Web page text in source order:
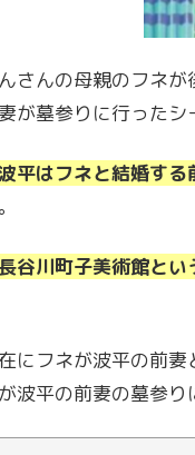
さんの母親のフネ
が墓参りに行ったシ
平はフネと結婚す
長谷川町子美術館と
にフネが波平の前
波平の前妻の墓参り